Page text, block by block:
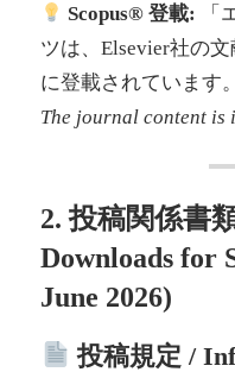
Scopus® 登載:
「
ツは、Elsevier社の文
に登載されています。
The journal content is
2. 投稿関係書
Downloads for
June 2026)
投稿規定 /